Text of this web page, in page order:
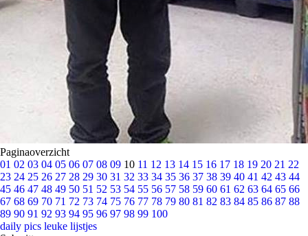
Paginaoverzicht
01 02 03 04 05 06 07 08 09 10 11 12 13 14 15 16 17 18 19 20 21 22
23 24 25 26 27 28 29 30 31 32 33 34 35 36 37 38 39 40 41 42 43 44
45 46 47 48 49 50 51 52 53 54 55 56 57 58 59 60 61 62 63 64 65 66
67 68 69 70 71 72 73 74 75 76 77 78 79 80 81 82 83 84 85 86 87 88
89 90 91 92 93 94 95 96 97 98 99 100
daily pics leuke lijstjes